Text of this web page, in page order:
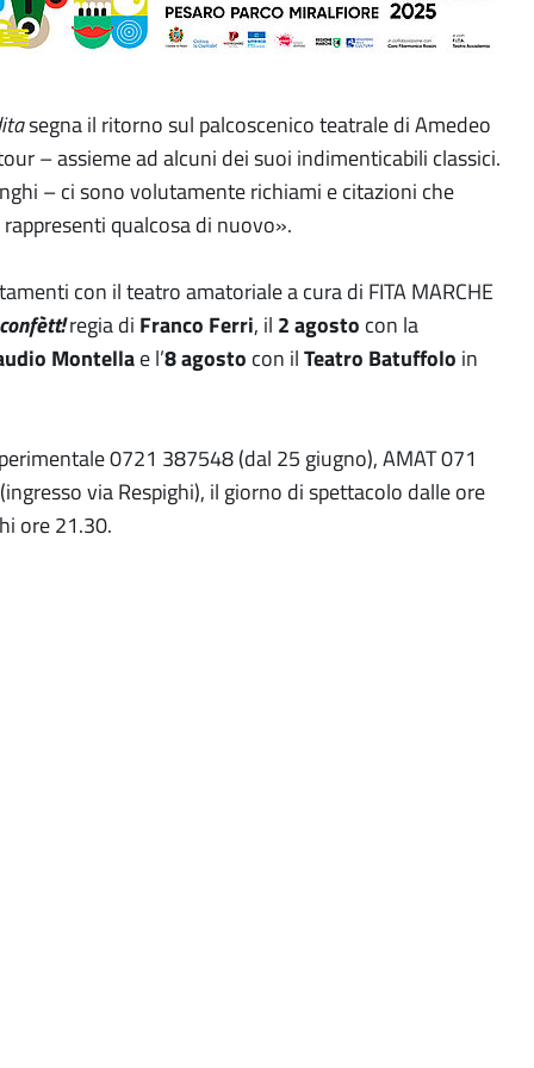
segna il ritorno sul palcoscenico teatrale di Amedeo
– assieme ad alcuni dei suoi indimenticabili classici.
– ci sono volutamente richiami e citazioni che
qualcosa di nuovo».
con il teatro amatoriale a cura di FITA MARCHE
regia di Franco Ferri, il 2 agosto con la
Montellae l’8 agosto con ilTeatro Batuffolo in
0721 387548 (dal 25 giugno), AMAT 071
via Respighi), il giorno di spettacolo dalle ore
ore 21.30.